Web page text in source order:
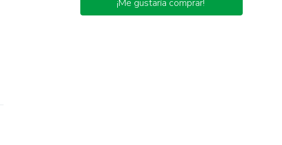
¡Me gustaría comprar!